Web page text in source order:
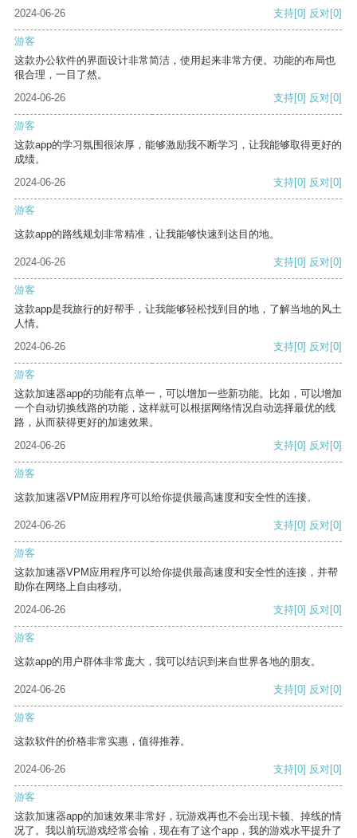
2024-06-26 支持[0] 反对[0]
游客
这款办公软件的界面设计非常简洁，使用起来非常方便。功能的布局也
很合理，一目了然。
2024-06-26
支持[0] 反对[0]
游客
这款app的学习氛围很浓厚，能够激励我不断学习，让我能够取得更好的
成绩。
2024-06-26
支持[0] 反对[0]
游客
这款app的路线规划非常精准，让我能够快速到达目的地。
2024-06-26 支持[0] 反对[0]
游客
这款app是我旅行的好帮手，让我能够轻松找到目的地，了解当地的风土
人情。
2024-06-26
支持[0] 反对[0]
游客
这款加速器app的功能有点单一，可以增加一些新功能。比如，可以增加
一个自动切换线路的功能，这样就可以根据网络情况自动选择最优的线
路，从而获得更好的加速效果。
2024-06-26
支持[0] 反对[0]
游客
这款加速器VPM应用程序可以给你提供最高速度和安全性的连接。
2024-06-26 支持[0] 反对[0]
游客
这款加速器VPM应用程序可以给你提供最高速度和安全性的连接，并帮
助你在网络上自由移动。
2024-06-26
支持[0] 反对[0]
游客
这款app的用户群体非常庞大，我可以结识到来自世界各地的朋友。
2024-06-26 支持[0] 反对[0]
游客
这款软件的价格非常实惠，值得推荐。
2024-06-26 支持[0] 反对[0]
游客
这款加速器app的加速效果非常好，玩游戏再也不会出现卡顿、掉线的情
况了。我以前玩游戏经常会输，现在有了这个app，我的游戏水平提升了